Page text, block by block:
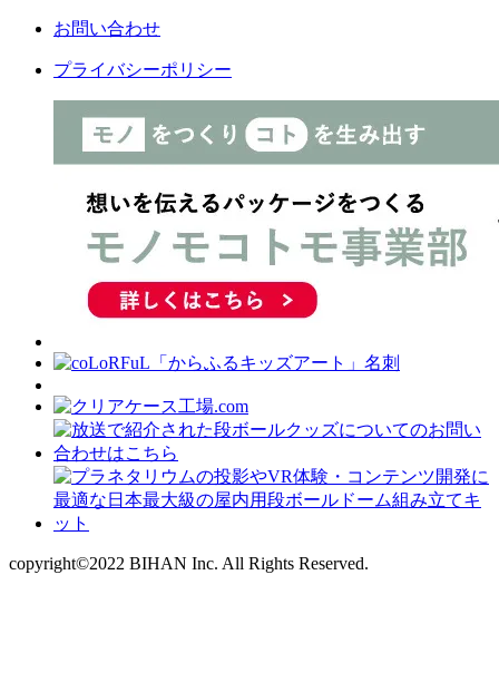
お問い合わせ
プライバシーポリシー
copyright©2022 BIHAN Inc. All Rights Reserved.